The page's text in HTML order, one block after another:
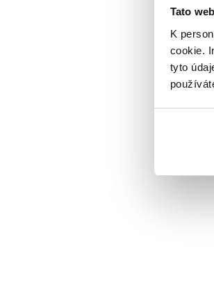
Tato
K
cookie.
tyto